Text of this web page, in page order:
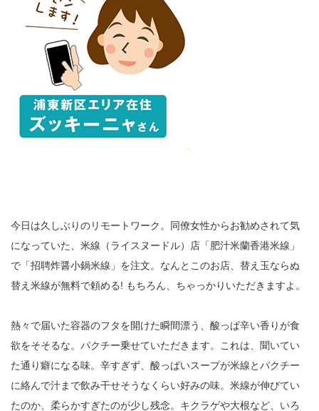
今日は久しぶりのリモートワーク。同僚女性からお勧めされて気
になっていた、米線（ライスヌードル）店「肥汁米蘭香港米線」
で「招聘炸醤小鍋米線」を注文。なんとこのお店、替え玉ならぬ
替え米線が無料で頼める! もちろん、ちゃっかりいただきますよ。
熱々で届いた容器のフタを開けた瞬間漂う、酸っぱ辛い香りが食
欲をそそるな。パクチー乗せていただきます。これは、聞いてい
た通り癖になる味。辛すぎず、酸っぱいスープが米線とパクチー
に絡んで汁まで飲み干せそうなくらい好みの味。米線が伸びてい
たのか、柔らかすぎたのが少し残念。キクラゲや大根など、いろ